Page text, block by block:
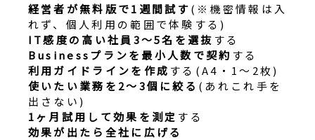
経営者が無料版で1週間試す(※機密情報は入
れず、個人利用の範囲で体験する)
IT感度の高い社員3〜5名を選抜 する
Businessプランを最小人数で契約 する
利用ガイドラインを作成 する(A4・1〜2枚)
使いたい業務を2〜3個に絞る (あれこれ手を
出さない)
1ヶ月試用して効果を測定 する
効果が出たら全社に広げる